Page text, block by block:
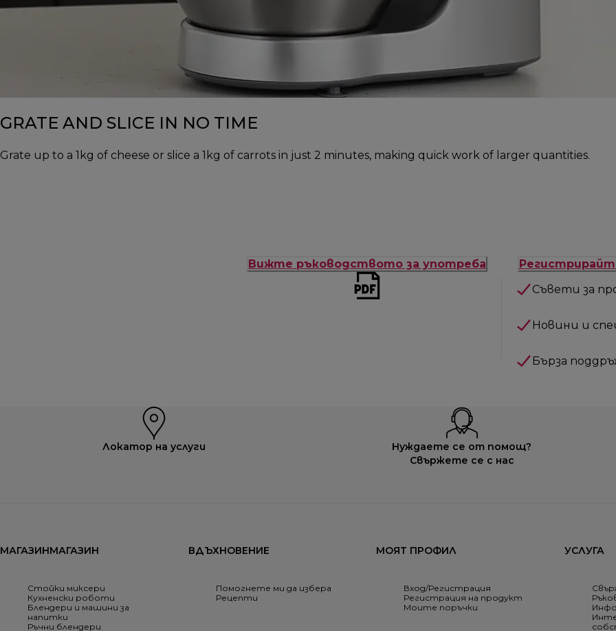
GRATE AND SLICE IN NO TIME
Grate up to a 1kg of cheese or slice a 1kg of carrots in just 2 minutes, making quick work of larger quantities.
Вижте ръководството за употреба
Съвети за
Новини и
Бърза
Локатор на услуги
Нуждаете се от помощ?
Свържете се с нас
МАГАЗИНМАГАЗИН
Стойки миксери
Кухненски роботи
Блендери и машини за
напитки
Ръчни блендери
ВДЪХНОВЕНИЕ
Помогнете ми да избера
Рецепти
МОЯТ ПРОФИЛ
Вход/Регистрация
Регистрация на продукт
Моите поръчки
УСЛУГА